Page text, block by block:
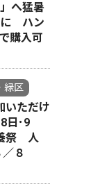
へ猛暑
に ハン
購入可
緑区
いただけ
日･9
祭 人
８